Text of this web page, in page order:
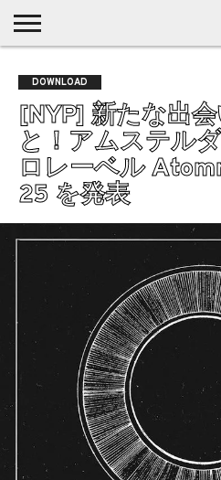
MUSIC
LATEST
POSTS
SPOTLIGHT
NYP
/ DL
DISCOVERY
ROCK
POP
ALTERNATIVE
ELECTRONIC
SSW
FOLK
PSYCH
DREAMPOP
EXPERIMENTAL
SYNTHPOP
PUNK
SHOEGAZE
SOUL
BEDROOM
DOWNLOAD
[NYP] 新たな出
と！アムステル
ロレーベル
25 を発表